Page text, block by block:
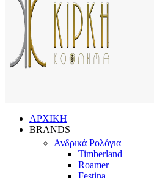
ΑΡΧΙΚΗ
BRANDS
Ανδρικά Ρολόγια
Timberland
Roamer